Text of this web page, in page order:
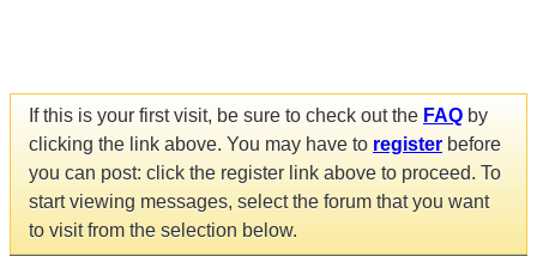
If this is your first visit, be sure to check out the FAQ by
clicking the link above. You may have to register before
you can post: click the register link above to proceed. To
start viewing messages, select the forum that you want
to visit from the selection below.